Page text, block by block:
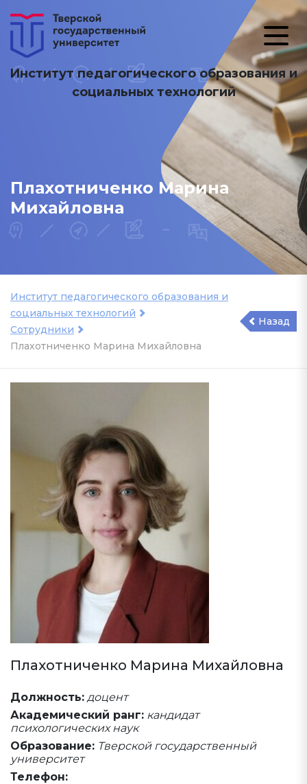
Институт педагогического образования и
социальных технологий
Плахотниченко Марина
Михайловна
Институт педагогического образования и
социальных технологий
Сотрудники
Плахотниченко Марина Михайловна
Назад
Плахотниченко Марина Михайловна
Должность: доцент
Академический ранг: кандидат
психологических наук
Образование: Тверской государственный
университет
Телефон: